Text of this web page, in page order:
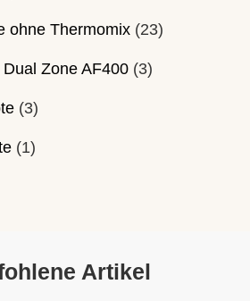
ohne Thermomix (23)
Zone AF400 (3)
(3)
(1)
Artikel